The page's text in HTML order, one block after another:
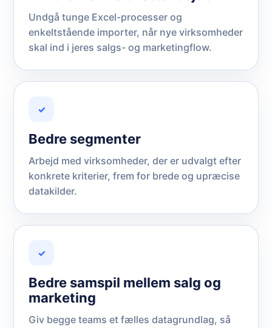
Undgå tunge Excel-processer og
enkeltstående importer, når nye virksomheder
skal ind i jeres salgs- og marketingflow.
✓
Bedre segmenter
Arbejd med virksomheder, der er udvalgt efter
konkrete kriterier, frem for brede og upræcise
datakilder.
✓
Bedre samspil mellem salg og
marketing
Giv begge teams et fælles datagrundlag, så